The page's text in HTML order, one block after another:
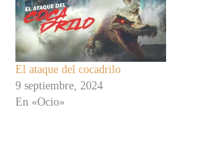
El ataque del cocadrilo
9 septiembre, 2024
En «Ocio»